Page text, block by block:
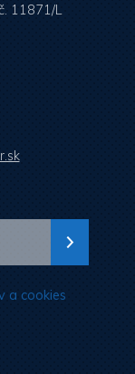
11871/L
a cookies